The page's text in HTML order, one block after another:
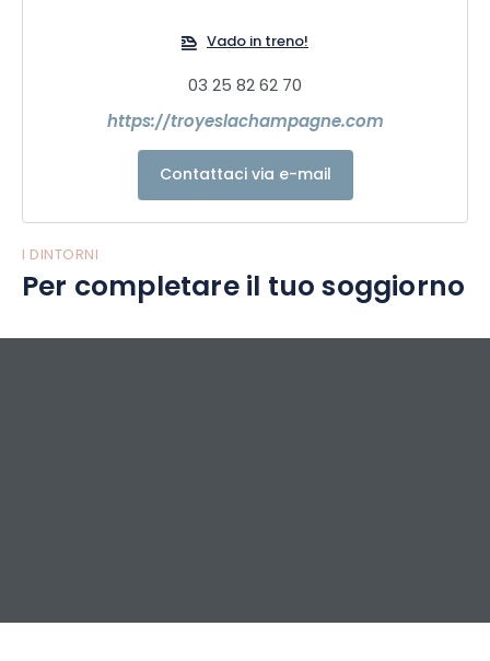
poetici pieni di fascino per gli innamorati di oggi...
Quindi... sorprendetevi...
Vado in treno!
03 25 82 62 70
https://troyeslachampagne.com
Contattaci via e-mail
I DINTORNI
Per completare il tuo soggiorno